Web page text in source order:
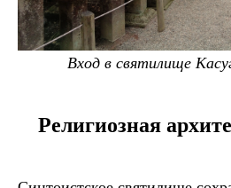
Вход в святилище
Религиозная